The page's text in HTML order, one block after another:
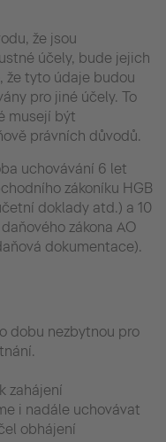
že jsou
účely, bude jejich
že tyto údaje budou
pro jiné účely. To
musejí být
právních důvodů.
uchovávání 6 let
zákoníku HGB
doklady atd.) a 10
zákona AO
dokumentace).
dobu nezbytnou pro
zahájení
i nadále uchovávat
obhájení